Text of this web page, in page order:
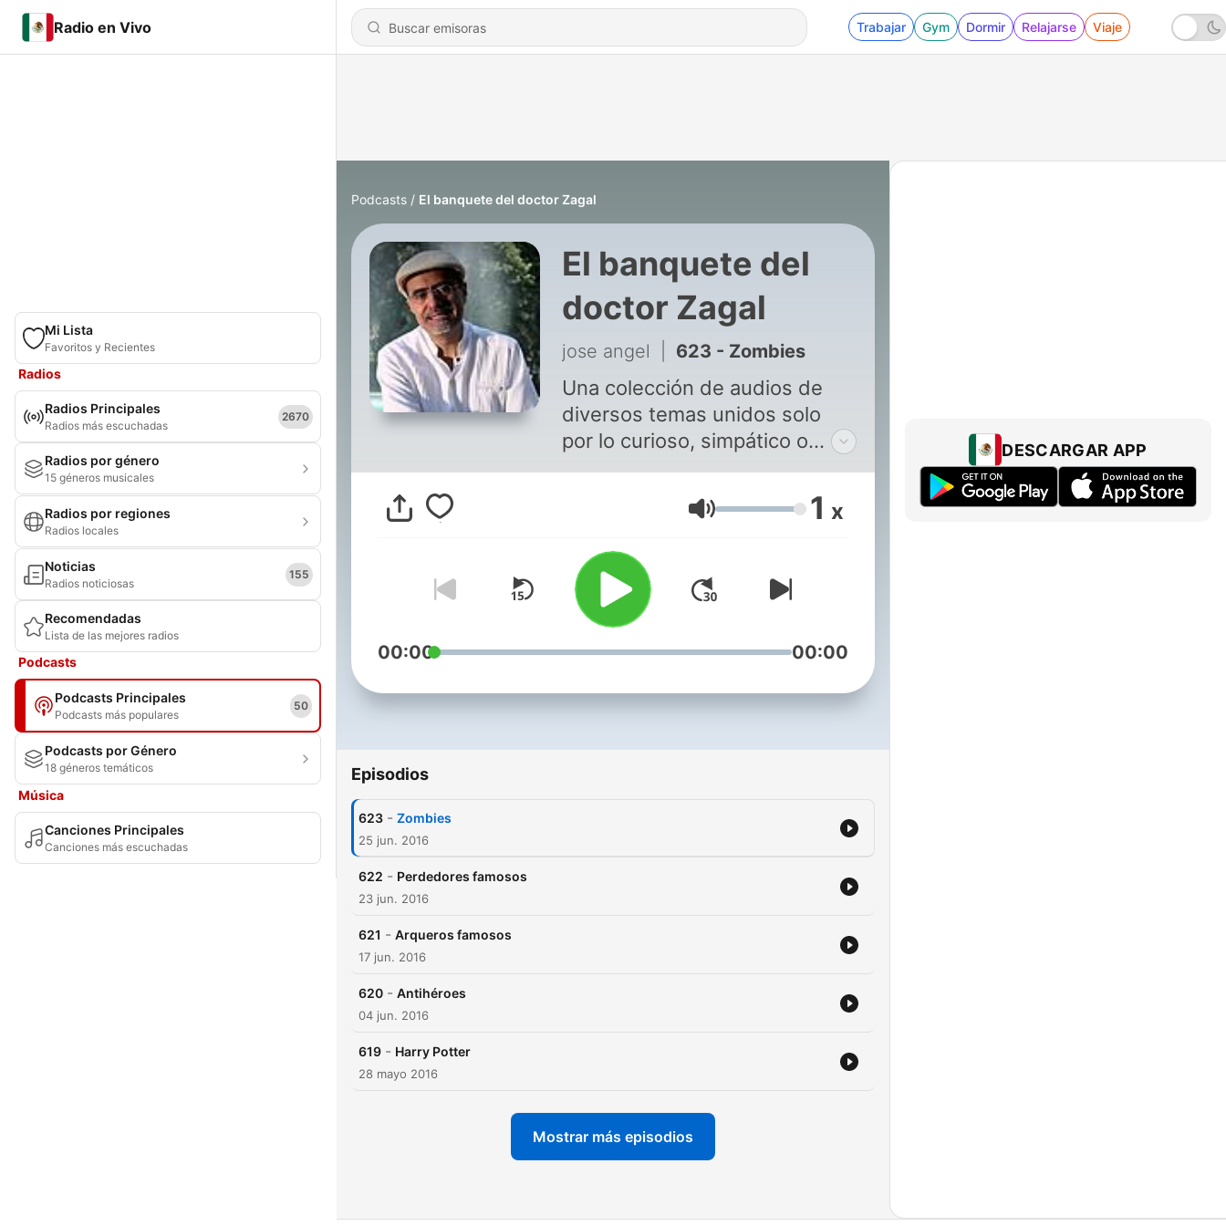
Radio en Vivo Trabajar Gym Dormir Relajarse Viaje
Mi Lista
Favoritos y Recientes
Radios
Radios Principales
Radios más escuchadas
2670
Radios por género
15 géneros musicales
Radios por regiones
Radios locales
Noticias
Radios noticiosas
155
Recomendadas
Lista de las mejores radios
Podcasts
Podcasts Principales
Podcasts más populares
50
Podcasts por Género
18 géneros temáticos
Música
Canciones Principales
Canciones más escuchadas
Podcasts El banquete del doctor Zagal
El banquete del
doctor Zagal
jose angel 623 - Zombies
Una colección de audios de
diversos temas unidos solo
por lo curioso, simpático o
divertido.
Volumen 1 x
00:00 00:00
Episodios
623 - Zombies
25 jun. 2016
622 - Perdedores famosos
23 jun. 2016
621 - Arqueros famosos
17 jun. 2016
620 - Antihéroes
04 jun. 2016
619 - Harry Potter
28 mayo 2016
Mostrar más episodios
DESCARGAR APP